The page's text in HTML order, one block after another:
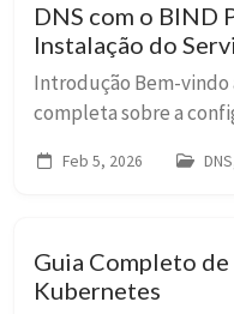
DNS com o BIND
Instalação do
Introdução Bem-vindo
completa sobre a
O DNS é um dos
Feb 5, 2026
Guia Completo
Kubernetes